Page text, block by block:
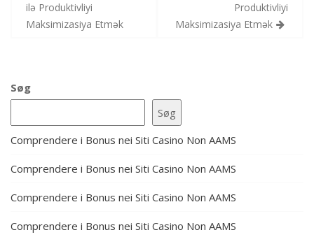
ilə Produktivliyi
Maksimizasiya Etmək
Produktivliyi
Maksimizasiya Etmək
Søg
Søg
Comprendere i Bonus nei Siti Casino Non AAMS
Comprendere i Bonus nei Siti Casino Non AAMS
Comprendere i Bonus nei Siti Casino Non AAMS
Comprendere i Bonus nei Siti Casino Non AAMS